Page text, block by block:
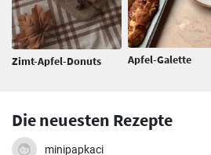
Zimt-Apfel-Donuts Apfel-Galette
Die neuesten Rezepte
minipapkaci